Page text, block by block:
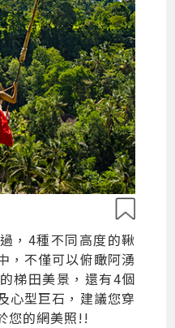
，4種不同高度的鞦
，不僅可以俯瞰阿湧
梯田美景，還有4個
心型巨石，建議您穿
您的網美照!!